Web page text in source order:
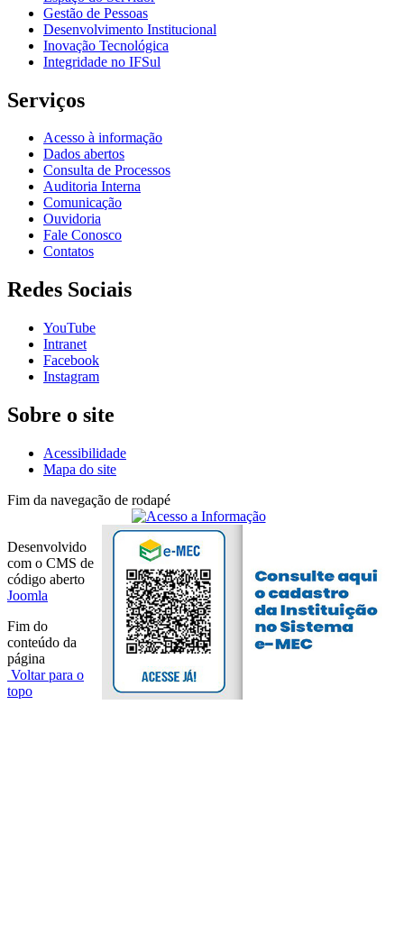
Gestão de Pessoas
Desenvolvimento Institucional
Inovação Tecnológica
Integridade no IFSul
Serviços
Acesso à informação
Dados abertos
Consulta de Processos
Auditoria Interna
Comunicação
Ouvidoria
Fale Conosco
Contatos
Redes Sociais
YouTube
Intranet
Facebook
Instagram
Sobre o site
Acessibilidade
Mapa do site
Fim da navegação de rodapé
Desenvolvido
com o CMS de
código aberto
Joomla
Fim do
conteúdo da
página
Voltar para o
topo